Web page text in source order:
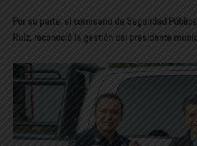
Por su parte, el comisario de Seguridad
Ruíz, reconoció la gestión del presidente